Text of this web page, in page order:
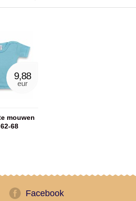
9,88
eur
mouwen
68
Facebook